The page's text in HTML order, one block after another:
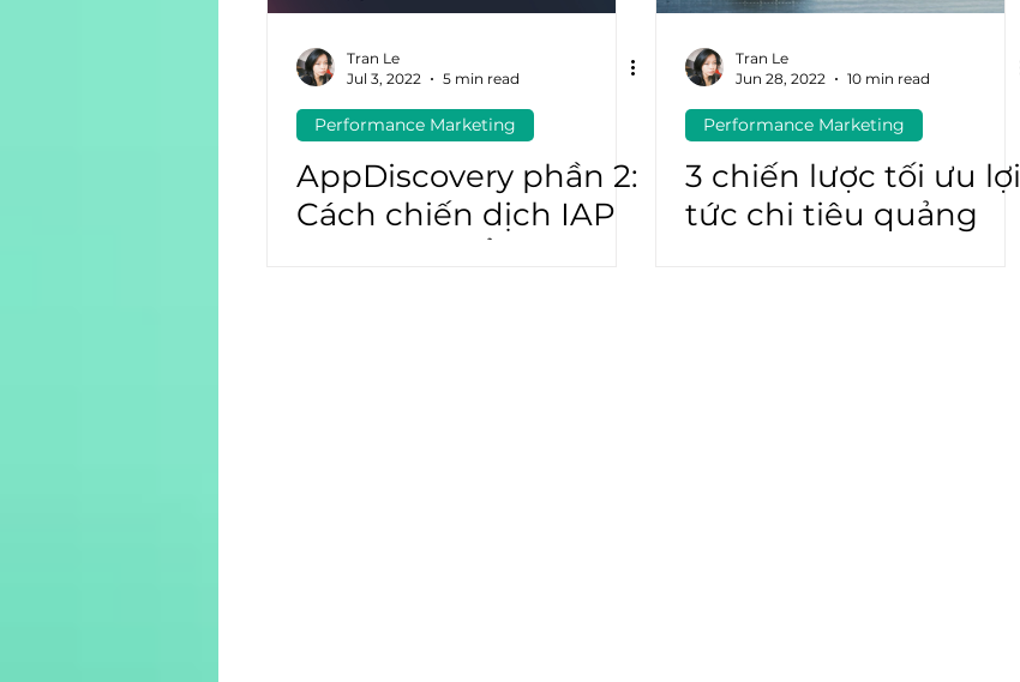
Tran Le
Jul 3, 2022
5 min read
Performance Marketing
AppDiscovery phần 2:
Cách chiến dịch IAP
ROAS có thể giúp
Tran Le
Jun 28, 2022
10 min read
Performance Marketing
3 chiến lược tối ưu lợi
tức chi tiêu quảng